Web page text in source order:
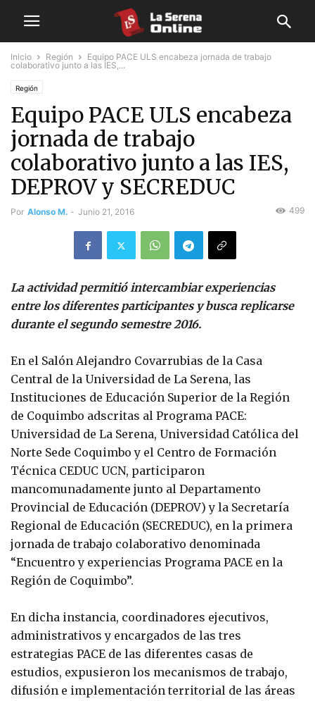
Inicio Región
Equipo PACE ULS encabeza jornada de trabajo
colaborativo junto a las IES,...
Región
Equipo PACE ULS encabeza
jornada de trabajo
colaborativo junto a las IES,
DEPROV y SECREDUC
Por Alonso M. - Junio 21, 2016 499
La actividad permitió intercambiar experiencias
entre los diferentes participantes y busca replicarse
durante el segundo semestre 2016.
En el Salón Alejandro Covarrubias de la Casa
Central de la Universidad de La Serena, las
Instituciones de Educación Superior de la Región
de Coquimbo adscritas al Programa PACE:
Universidad de La Serena, Universidad Católica del
Norte Sede Coquimbo y el Centro de Formación
Técnica CEDUC UCN, participaron
mancomunadamente junto al Departamento
Provincial de Educación (DEPROV) y la Secretaría
Regional de Educación (SECREDUC), en la primera
jornada de trabajo colaborativo denominada
“Encuentro y experiencias Programa PACE en la
Región de Coquimbo”.
En dicha instancia, coordinadores ejecutivos,
administrativos y encargados de las tres
estrategias PACE de las diferentes casas de
estudios, expusieron los mecanismos de trabajo,
difusión e implementación territorial de las áreas